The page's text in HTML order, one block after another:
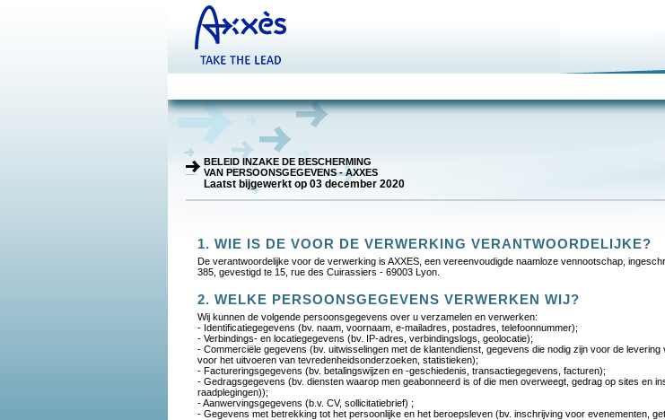
BELEID INZAKE DE BESCHERMING
VAN PERSOONSGEGEVENS - AXXES
Laatst bijgewerkt op 03 december 2020
1. WIE IS DE VOOR DE VERWERKING VERANTWOORDELIJKE?
De verantwoordelijke voor de verwerking is AXXES, een vereenvoudigde naamloze vennootschap,
385, gevestigd te 15, rue des Cuirassiers - 69003 Lyon.
2. WELKE PERSOONSGEGEVENS VERWERKEN WIJ?
Wij kunnen de volgende persoonsgegevens over u verzamelen en verwerken:
- Identificatiegegevens (bv. naam, voornaam, e-mailadres, postadres, telefoonnummer);
- Verbindings- en locatiegegevens (bv. IP-adres, verbindingslogs, geolocatie);
- Commerciële gegevens (bv. uitwisselingen met de klantendienst, gegevens die nodig zijn voor de
voor het uitvoeren van tevredenheidsonderzoeken, statistieken);
- Factureringsgegevens (bv. betalingswijzen en -geschiedenis, transactiegegevens, facturen);
- Gedragsgegevens (bv. diensten waarop men geabonneerd is of die men overweegt, gedrag op sites en
raadplegingen));
- Aanwervingsgegevens (b.v. CV, sollicitatiebrief) ;
- Gegevens met betrekking tot het persoonlijke en het beroepsleven (bv. inschrijving voor evenementen,